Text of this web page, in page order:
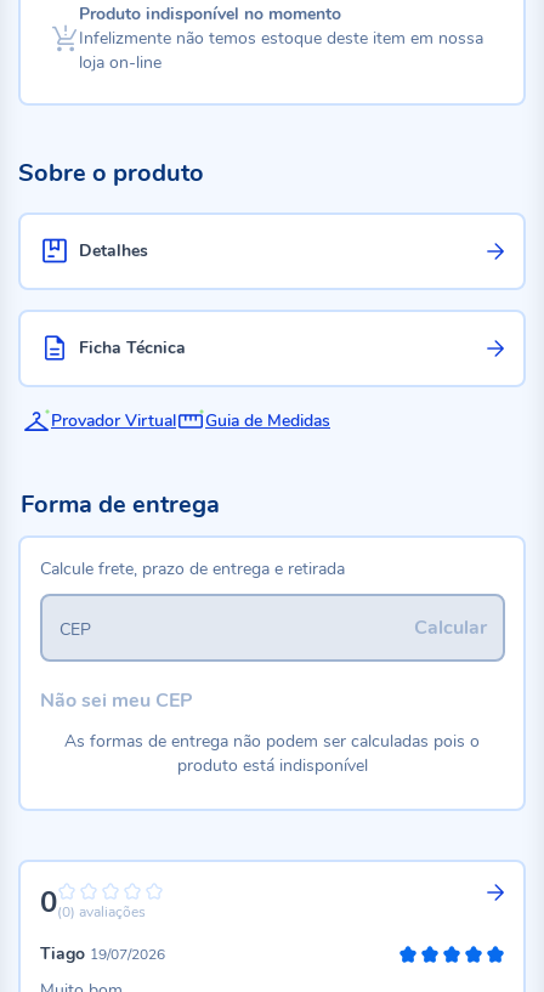
Produto indisponível no momento
Infelizmente não temos estoque deste item em nossa
loja on-line
Sobre o produto
Detalhes
Ficha Técnica
Provador Virtual Guia de Medidas
00%
(0) avaliações
Tiago 19/07/2026
Forma de entrega
Calcule frete, prazo de entrega e retirada
Calcular
CEP
Não sei meu CEP
As formas de entrega não podem ser calculadas pois o
produto está indisponível